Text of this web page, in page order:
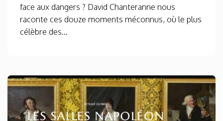
face aux dangers ? David Chanteranne nous
raconte ces douze moments méconnus, où le plus
célèbre des...